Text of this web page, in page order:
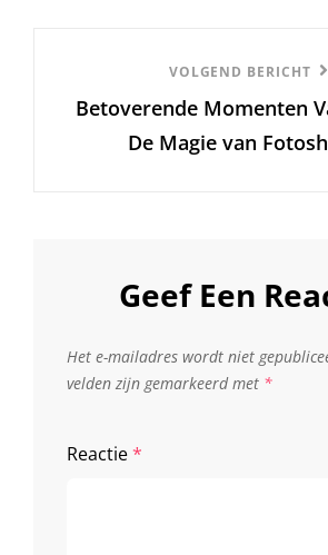
Bericht
VOLGEND BERICHT
Betoverende Momenten
De Magie van
Geef Een
Het e-mailadres wordt niet
velden zijn gemarkeerd met *
Reactie*